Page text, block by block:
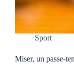
Sport
Miser, un passe-